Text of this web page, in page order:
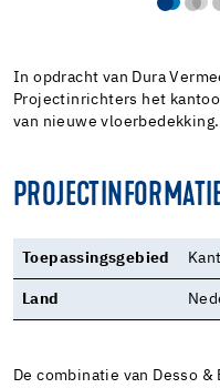
In opdracht van Dura
Projectinrichters het
van nieuwe vloerbedekking.
Toepassingsgebied
Land
De combinatie van Desso &